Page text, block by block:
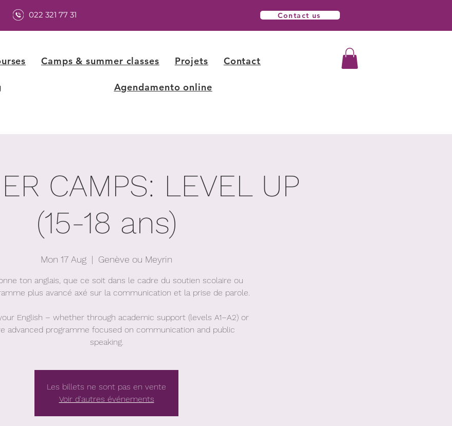
022 321 77 31 Contact us
Camps & summer classes Projets Contact
Agendamento online
CAMPS: LEVEL UP
(15-18 ans)
Mon 17 Aug
  |
Genève ou Meyrin
ton anglais, que ce soit dans le cadre du soutien scolaire ou
plus avancé axé sur la communication et la prise de parole.
English – whether through academic support (levels A1–A2) or
advanced programme focused on communication and public
speaking.
Les billets ne sont pas en vente
Voir d'autres événements